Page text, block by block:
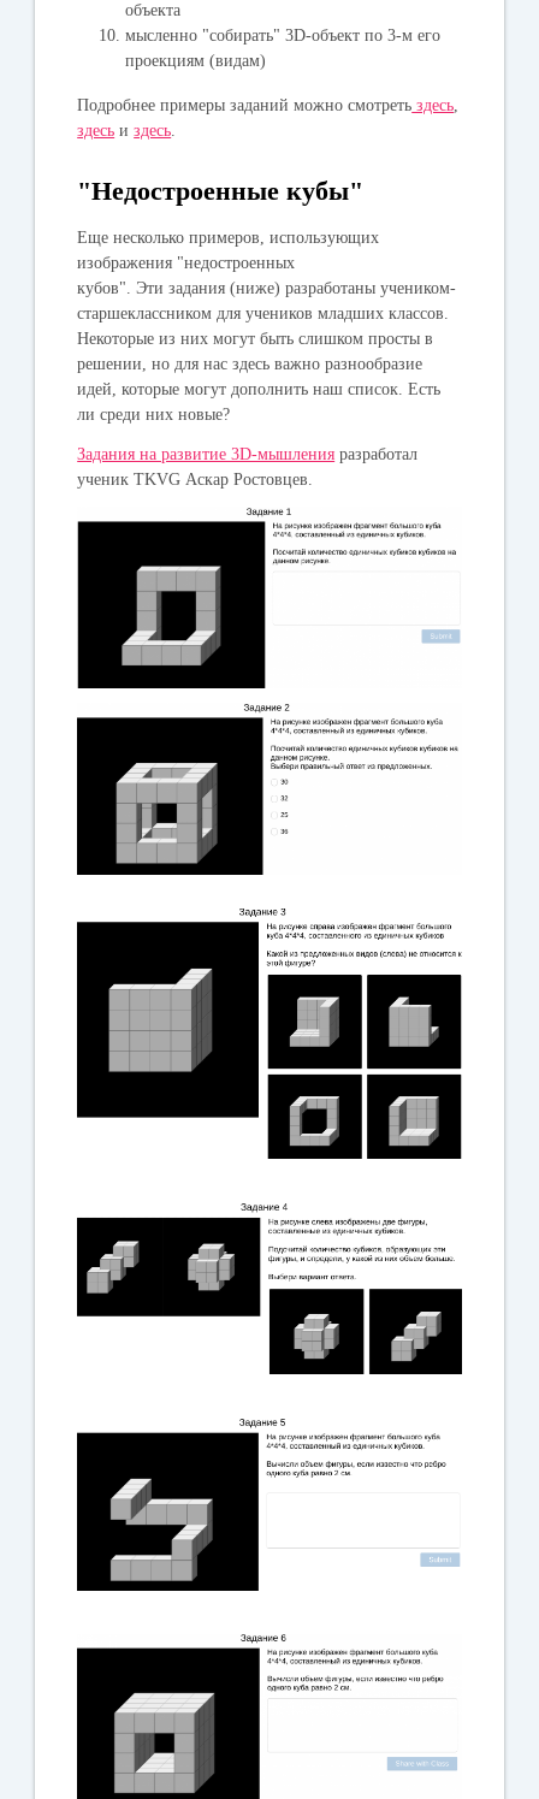
объекта
мысленно "собирать" 3D-объект по 3-м его
проекциям (видам)
Подробнее примеры заданий можно смотреть здесь,
здесь издесь.
"Недостроенные кубы"
Еще несколько примеров, использующих
изображения "недостроенных
кубов". Эти задания (ниже) разработаны учеником-
старшеклассником для учеников младших классов.
Некоторые из них могут быть слишком просты в
решении, но для нас здесь важно разнообразие
идей, которые могут дополнить наш список. Есть
ли среди них новые?
Задания на развитие 3D-мышления разработал
ученик TKVG Аскар Ростовцев.